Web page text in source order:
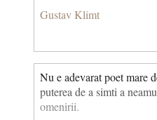
Gustav Klimt
Nu e adevarat poet mare
puterea de a simti a
omenirii.